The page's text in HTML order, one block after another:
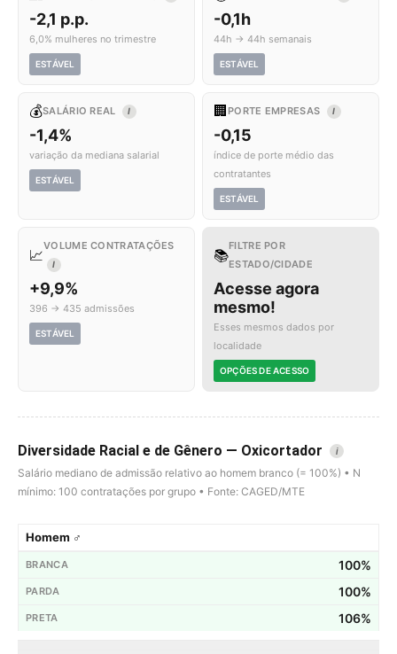
-2,1 p.p.
6,0% mulheres no trimestre
ESTÁVEL
-0,1h
44h → 44h semanais
ESTÁVEL
💰SALÁRIO REAL I
-1,4%
variação da mediana salarial
ESTÁVEL
🏢 PORTE EMPRESAS I
-0,15
índice de porte médio das
contratantes
ESTÁVEL
📈
VOLUME CONTRATAÇÕES
I
+9,9%
396 → 435 admissões
ESTÁVEL
📚
FILTRE POR
ESTADO/CIDADE
Acesse agora
mesmo!
Esses mesmos dados por
localidade
OPÇÕES DE ACESSO
Diversidade Racial e de Gênero — Oxicortador i
Salário mediano de admissão relativo ao homem branco (= 100%) • N
mínimo: 100 contratações por grupo • Fonte: CAGED/MTE
Homem ♂
100%
100%
106%